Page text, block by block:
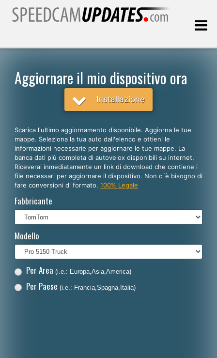
Italiano
English
Español
Deutsch
Polski
Dansk
Aggiornare il mio dispositivo ora
Installazione
Scarica l'ultimo aggiornamento disponibile. Aggiorna le tue
mappe. Seleziona la tua auto dall'elenco e ottieni le
informazioni necessarie per aggiornare le tue mappe. La
banca dati più completa di autovelox disponibili su internet.
Riceverai inmediatamente un link di download che contiene i
file necessari per aggiornare il dispositivo. Non c´è bisogno di
fare conversioni di formato. 100% Legale
Fabbricante
Modello
Per Area (i.e.: Europa,Asia,America)
Per Paese (i.e.: Francia,Spagna,Italia)